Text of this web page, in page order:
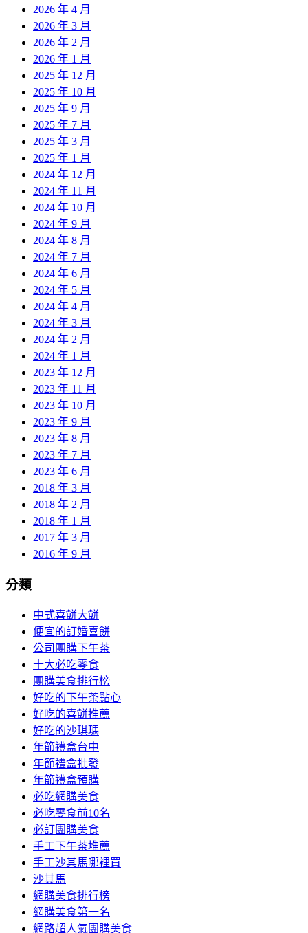
2026 年 4 月
2026 年 3 月
2026 年 2 月
2026 年 1 月
2025 年 12 月
2025 年 10 月
2025 年 9 月
2025 年 7 月
2025 年 3 月
2025 年 1 月
2024 年 12 月
2024 年 11 月
2024 年 10 月
2024 年 9 月
2024 年 8 月
2024 年 7 月
2024 年 6 月
2024 年 5 月
2024 年 4 月
2024 年 3 月
2024 年 2 月
2024 年 1 月
2023 年 12 月
2023 年 11 月
2023 年 10 月
2023 年 9 月
2023 年 8 月
2023 年 7 月
2023 年 6 月
2018 年 3 月
2018 年 2 月
2018 年 1 月
2017 年 3 月
2016 年 9 月
分類
中式喜餅大餅
便宜的訂婚喜餅
公司團購下午茶
十大必吃零食
團購美食排行榜
好吃的下午茶點心
好吃的喜餅推薦
好吃的沙琪瑪
年節禮盒台中
年節禮盒批發
年節禮盒預購
必吃網購美食
必吃零食前10名
必訂團購美食
手工下午茶堆薦
手工沙其馬哪裡買
沙其馬
網購美食排行榜
網購美食第一名
網路超人氣團購美食